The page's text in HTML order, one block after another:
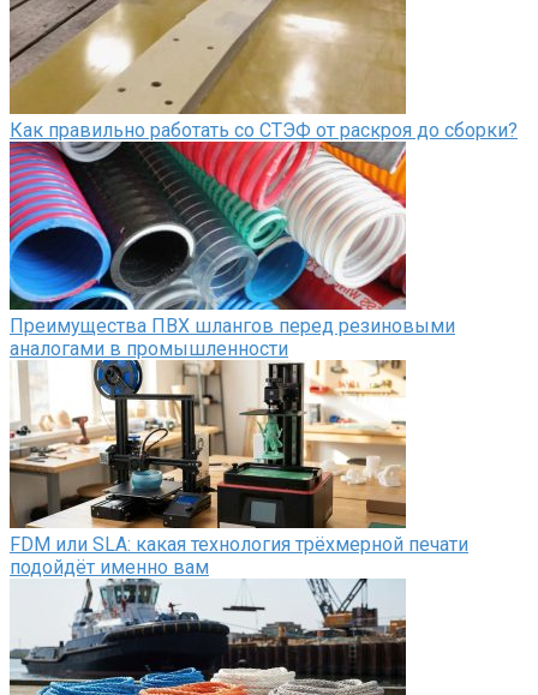
Как правильно работать со СТЭФ от раскроя до сборки?
Преимущества ПВХ шлангов перед резиновыми
аналогами в промышленности
FDM или SLA: какая технология трёхмерной печати
подойдёт именно вам